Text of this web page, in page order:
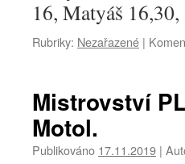
16, Matyáš 16,30,
Rubriky: Nezařazené |
Mistrovství
Motol.
Publikováno 17.11.2019 |